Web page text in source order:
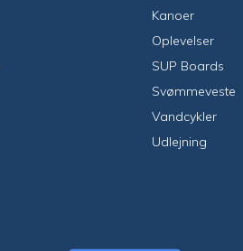
Kanoer
Oplevelser
SUP Boards
Svømmeveste
Vandcykler
Udlejning